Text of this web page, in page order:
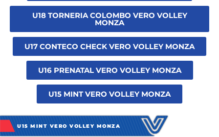
U18 TORNERIA COLOMBO VERO VOLLEY
MONZA
U17 CONTECO CHECK VERO VOLLEY MONZA
U16 PRENATAL VERO VOLLEY MONZA
U15 MINT VERO VOLLEY MONZA
U15 MINT VERO VOLLEY MONZA